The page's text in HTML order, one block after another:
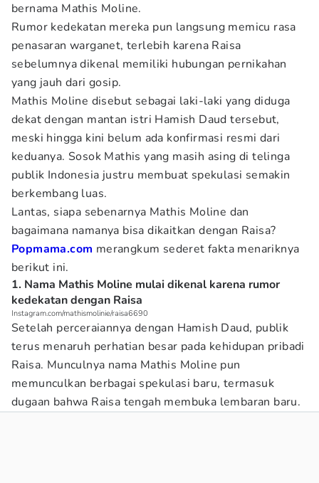
bernama Mathis Moline.
Rumor kedekatan mereka pun langsung memicu rasa
penasaran warganet, terlebih karena Raisa
sebelumnya dikenal memiliki hubungan pernikahan
yang jauh dari gosip.
Mathis Moline disebut sebagai laki-laki yang diduga
dekat dengan mantan istri Hamish Daud tersebut,
meski hingga kini belum ada konfirmasi resmi dari
keduanya. Sosok Mathis yang masih asing di telinga
publik Indonesia justru membuat spekulasi semakin
berkembang luas.
Lantas, siapa sebenarnya Mathis Moline dan
bagaimana namanya bisa dikaitkan dengan Raisa?
Popmama.com merangkum sederet fakta menariknya
berikut ini.
1. Nama Mathis Moline mulai dikenal karena rumor
kedekatan dengan Raisa
Instagram.com/mathismolinie/raisa6690
Setelah perceraiannya dengan Hamish Daud, publik
terus menaruh perhatian besar pada kehidupan pribadi
Raisa. Munculnya nama Mathis Moline pun
memunculkan berbagai spekulasi baru, termasuk
dugaan bahwa Raisa tengah membuka lembaran baru.